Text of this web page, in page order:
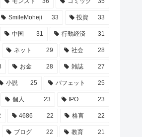
SmileMoheji 33 投資 33
中国 31 行動経済 31
ネット 29 社会 28
お金 28 雑誌 27
小説 25 バフェット 25
個人 23 IPO 23
4686 22 格言 22
ブログ 22 教育 21